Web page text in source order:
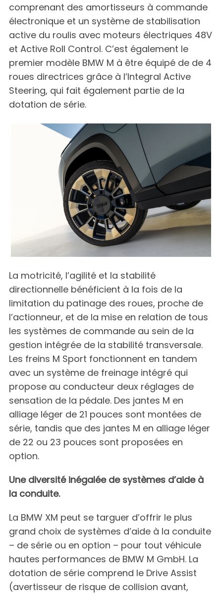
comprenant des amortisseurs à commande
électronique et un système de stabilisation
active du roulis avec moteurs électriques 48V
et Active Roll Control. C’est également le
premier modèle BMW M à être équipé de de 4
roues directrices grâce à l’Integral Active
Steering, qui fait également partie de la
dotation de série.
La motricité, l’agilité et la stabilité
directionnelle bénéficient à la fois de la
limitation du patinage des roues, proche de
l’actionneur, et de la mise en relation de tous
les systèmes de commande au sein de la
gestion intégrée de la stabilité transversale.
Les freins M Sport fonctionnent en tandem
avec un système de freinage intégré qui
propose au conducteur deux réglages de
sensation de la pédale. Des jantes M en
alliage léger de 21 pouces sont montées de
série, tandis que des jantes M en alliage léger
de 22 ou 23 pouces sont proposées en
option.
Une diversité inégalée de systèmes d’aide à
la conduite.
La BMW XM peut se targuer d’offrir le plus
grand choix de systèmes d’aide à la conduite
– de série ou en option – pour tout véhicule
hautes performances de BMW M GmbH. La
dotation de série comprend le Drive Assist
(avertisseur de risque de collision avant,